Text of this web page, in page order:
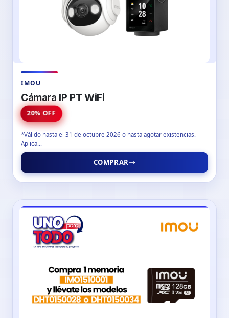
IMOU
Cámara IP PT WiFi
20% OFF
*Válido hasta el 31 de octubre 2026 o hasta agotar existencias.
Aplica...
COMPRAR